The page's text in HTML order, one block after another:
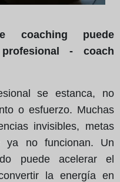
coaching puede
- coach
se estanca, no
o esfuerzo. Muchas
invisibles, metas
ya no funcionan. Un
puede acelerar el
la energía en